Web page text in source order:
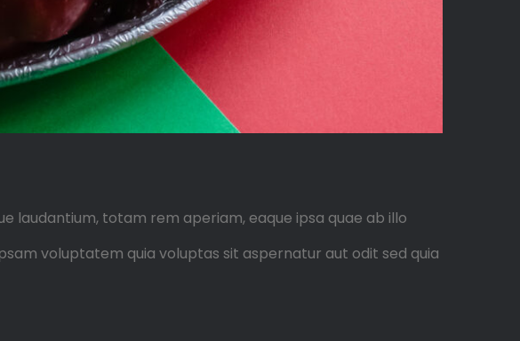
laudantium, totam rem aperiam, eaque ipsa quae ab illo
voluptatem quia voluptas sit aspernatur aut odit sed quia